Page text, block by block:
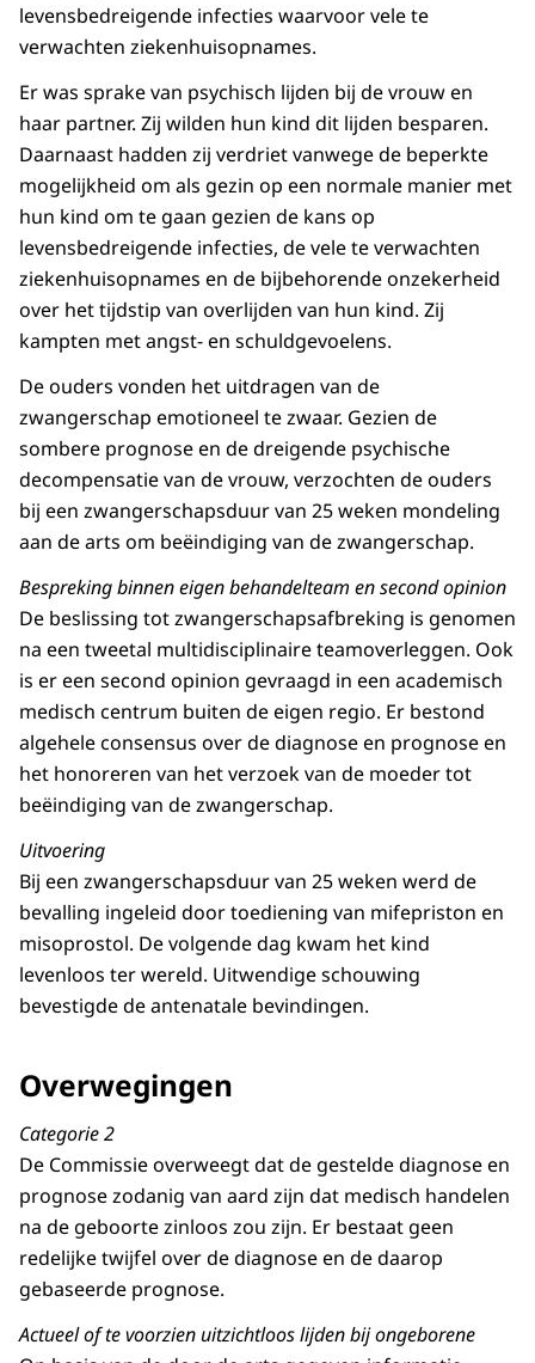
levensbedreigende infecties waarvoor vele te
verwachten ziekenhuisopnames.
Er was sprake van psychisch lijden bij de vrouw en
haar partner. Zij wilden hun kind dit lijden besparen.
Daarnaast hadden zij verdriet vanwege de beperkte
mogelijkheid om als gezin op een normale manier met
hun kind om te gaan gezien de kans op
levensbedreigende infecties, de vele te verwachten
ziekenhuisopnames en de bijbehorende onzekerheid
over het tijdstip van overlijden van hun kind. Zij
kampten met angst- en schuldgevoelens.
De ouders vonden het uitdragen van de
zwangerschap emotioneel te zwaar. Gezien de
sombere prognose en de dreigende psychische
decompensatie van de vrouw, verzochten de ouders
bij een zwangerschapsduur van 25 weken mondeling
aan de arts om beëindiging van de zwangerschap.
Bespreking binnen eigen behandelteam en second opinion
De beslissing tot zwangerschapsafbreking is genomen
na een tweetal multidisciplinaire teamoverleggen. Ook
is er een second opinion gevraagd in een academisch
medisch centrum buiten de eigen regio. Er bestond
algehele consensus over de diagnose en prognose en
het honoreren van het verzoek van de moeder tot
beëindiging van de zwangerschap.
Uitvoering
Bij een zwangerschapsduur van 25 weken werd de
bevalling ingeleid door toediening van mifepriston en
misoprostol. De volgende dag kwam het kind
levenloos ter wereld. Uitwendige schouwing
bevestigde de antenatale bevindingen.
Overwegingen
Categorie 2
De Commissie overweegt dat de gestelde diagnose en
prognose zodanig van aard zijn dat medisch handelen
na de geboorte zinloos zou zijn. Er bestaat geen
redelijke twijfel over de diagnose en de daarop
gebaseerde prognose.
Actueel of te voorzien uitzichtloos lijden bij ongeborene